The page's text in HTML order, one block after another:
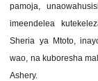
pamoja,
imeendelea
Sheria ya Mtoto,
wao, na kuboresha
Ashery.